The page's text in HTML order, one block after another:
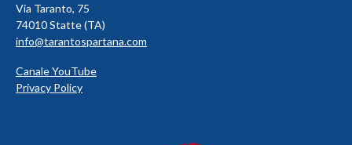
Via Taranto, 75
74010 Statte (TA)
info@tarantospartana.com
Canale YouTube
Privacy Policy